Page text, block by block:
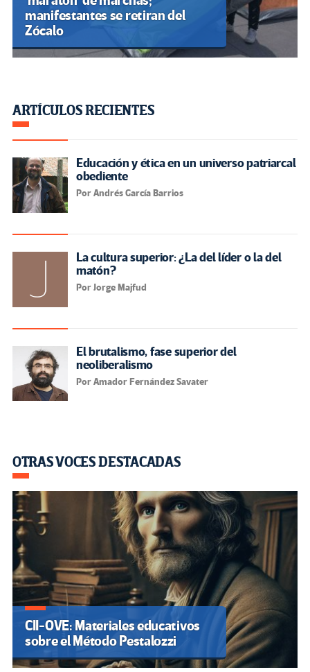
manifestantes se retiran del
Zócalo
ARTÍCULOS RECIENTES
Educación y ética en un universo patriarcal
obediente
Por Andrés García Barrios
La cultura superior: ¿La del líder o la del
matón?
Por Jorge Majfud
El brutalismo, fase superior del
neoliberalismo
Por Amador Fernández Savater
OTRAS VOCES DESTACADAS
CII-OVE: Materiales educativos
sobre el Método Pestalozzi